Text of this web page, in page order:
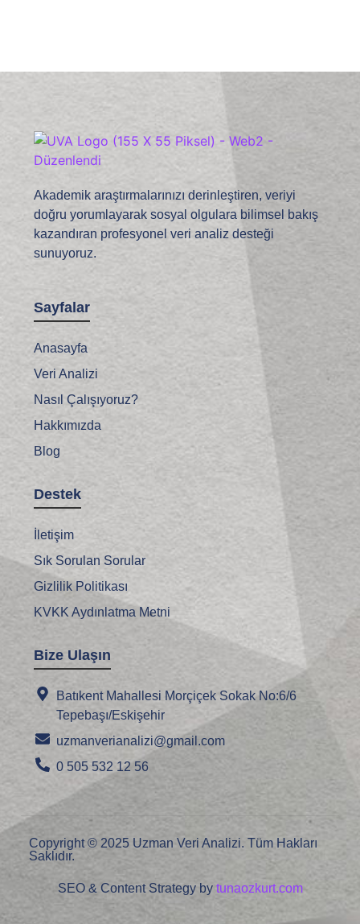
Akademik araştırmalarınızı derinleştiren, veriyi
doğru yorumlayarak sosyal olgulara bilimsel bakış
kazandıran profesyonel veri analiz desteği
sunuyoruz.
Sayfalar
Anasayfa
Veri Analizi
Nasıl Çalışıyoruz?
Hakkımızda
Blog
Destek
İletişim
Sık Sorulan Sorular
Gizlilik Politikası
KVKK Aydınlatma Metni
Bize Ulaşın
Batıkent Mahallesi Morçiçek Sokak No:6/6
Tepebaşı/Eskişehir
uzmanverianalizi@gmail.com
0 505 532 12 56
Copyright © 2025 Uzman Veri Analizi. Tüm Hakları
Saklıdır.
SEO & Content Strategy by tunaozkurt.com